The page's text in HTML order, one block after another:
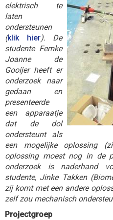
elektrisch te
laten
ondersteunen
(klik hier). De
studente Femke
Joanne de
Gooijer heeft er
onderzoek naar
gedaan en
presenteerde
een apparaatje
dat de dol
ondersteunt als
een mogelijke oplossing
oplossing moest nog in de
onderzoek is naderhand
studente, Jinke Takken
zij komt met een andere
zelf zou mechanisch
Projectgroep